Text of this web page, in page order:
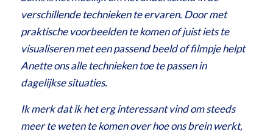
verschillende technieken te ervaren. Door met
praktische voorbeelden te komen of juist iets te
visualiseren met een passend beeld of filmpje helpt
Anette ons alle technieken toe te passen in
dagelijkse situaties.
Ik merk dat ik het erg interessant vind om steeds
meer te weten te komen over hoe ons brein werkt,